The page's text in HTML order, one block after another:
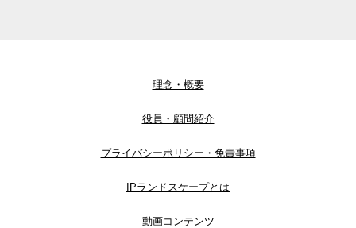
理念・概要
役員・顧問紹介
プライバシーポリシー・免責事項
IPランドスケープとは
動画コンテンツ